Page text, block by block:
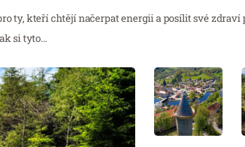
ty, kteří chtějí načerpat energii a posílit své zdraví
si tyto…